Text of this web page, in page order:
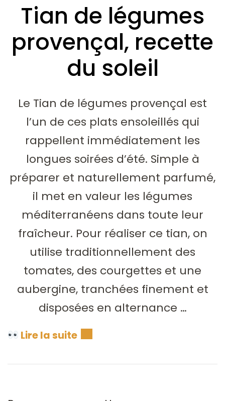
Tian de légumes
provençal, recette
du soleil
Le Tian de légumes provençal est
l’un de ces plats ensoleillés qui
rappellent immédiatement les
longues soirées d’été. Simple à
préparer et naturellement parfumé,
il met en valeur les légumes
méditerranéens dans toute leur
fraîcheur. Pour réaliser ce tian, on
utilise traditionnellement des
tomates, des courgettes et une
aubergine, tranchées finement et
disposées en alternance …
Lire la suite